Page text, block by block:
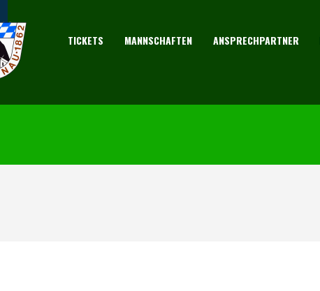
TICKETS MANNSCHAFTEN ANSPRECHPARTNER